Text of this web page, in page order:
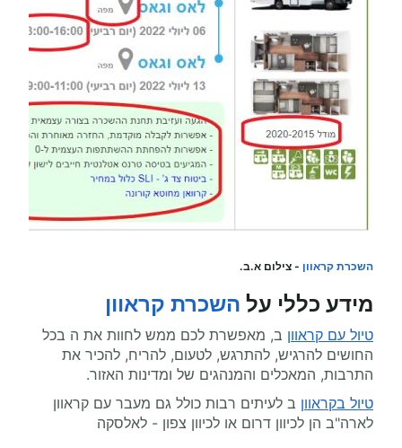
השכרת קראוון - צילום א.ב.
מידע כללי על השכרת קראוון
טיול עם קראוון ב, מאפשרת לכם ממש לחוות את ה בכל
החושים להרגיש, להתרגש, לטעום, להריח, להכיר את
התרבות, המאכלים והמנהגים של ומדינות האזור.
טיול בקראוון ב לעיתים רבות כולל גם מעבר עם קראוון
לארה"ב הן לכיוון דרום או לכיוון צפון - לאלסקה